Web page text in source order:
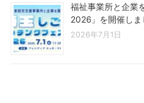
福祉事業所と企業
2026」を開催しま
2026年7月1日